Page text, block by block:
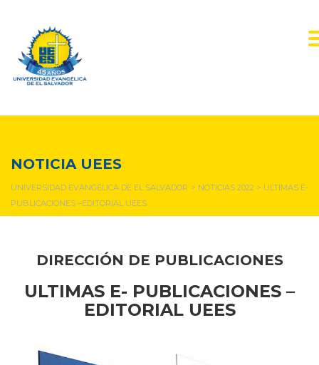
NOTICIA UEES
UNIVERSIDAD EVANGÉLICA DE EL SALVADOR > NOTICIAS 2022> ULTIMAS E-
PUBLICACIONES –EDITORIAL UEES
DIRECCIÓN DE PUBLICACIONES
ULTIMAS E- PUBLICACIONES –
EDITORIAL UEES